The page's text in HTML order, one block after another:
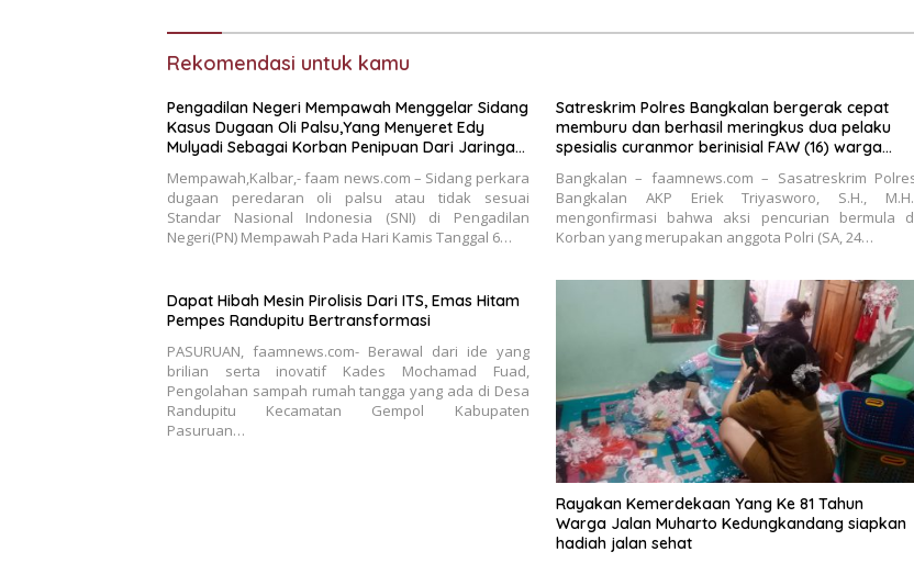
Rekomendasi untuk kamu
Pengadilan Negeri Mempawah Menggelar Sidang
Kasus Dugaan Oli Palsu,Yang Menyeret Edy
Mulyadi Sebagai Korban Penipuan Dari Jaringan
Mempawah,Kalbar,- faam news.com – Sidang perkara
dugaan peredaran oli palsu atau tidak sesuai
Standar Nasional Indonesia (SNI) di Pengadilan
Negeri(PN) Mempawah Pada Hari Kamis Tanggal 6…
Satreskrim Polres Bangkalan bergerak cepat
memburu dan berhasil meringkus dua pelaku
spesialis curanmor berinisial FAW (16) warga
Bangkalan – faamnews.com – Sasatreskrim
Bangkalan AKP Eriek Triyasworo, S.H.,
mengonfirmasi bahwa aksi pencurian bermula
Korban yang merupakan anggota Polri (SA, 24…
Dapat Hibah Mesin Pirolisis Dari ITS, Emas Hitam
Pempes Randupitu Bertransformasi
PASURUAN, faamnews.com- Berawal dari ide yang
brilian serta inovatif Kades Mochamad Fuad,
Pengolahan sampah rumah tangga yang ada di Desa
Randupitu Kecamatan Gempol Kabupaten
Pasuruan…
Rayakan Kemerdekaan Yang Ke 81 Tahun
Warga Jalan Muharto Kedungkandang siapkan
hadiah jalan sehat